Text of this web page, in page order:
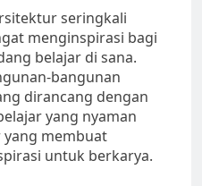
seringkali
menginspirasi bagi
belajar di sana.
bangunan
dirancang dengan
yang nyaman
membuat
untuk berkarya.